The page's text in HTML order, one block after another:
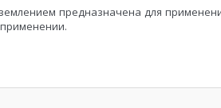
предназначена для